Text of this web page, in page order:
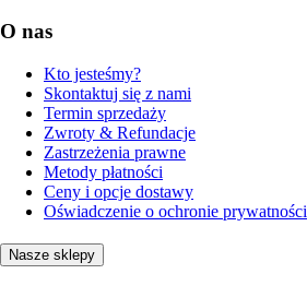
O nas
Kto jesteśmy?
Skontaktuj się z nami
Termin sprzedaży
Zwroty & Refundacje
Zastrzeżenia prawne
Metody płatności
Ceny i opcje dostawy
Oświadczenie o ochronie prywatności
Nasze sklepy